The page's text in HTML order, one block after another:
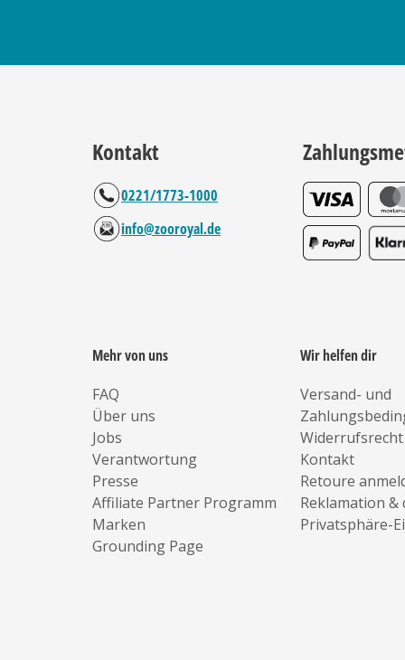
Kontakt
0221/1773-1000
info@zooroyal.de
Mehr von uns
FAQ
Über uns
Jobs
Verantwortung
Presse
Affiliate Partner Programm
Marken
Grounding Page
Wir helfen dir
Versand- und
Widerrufsrecht
Kontakt
Retoure
Reklamation &
Privatsphäre-